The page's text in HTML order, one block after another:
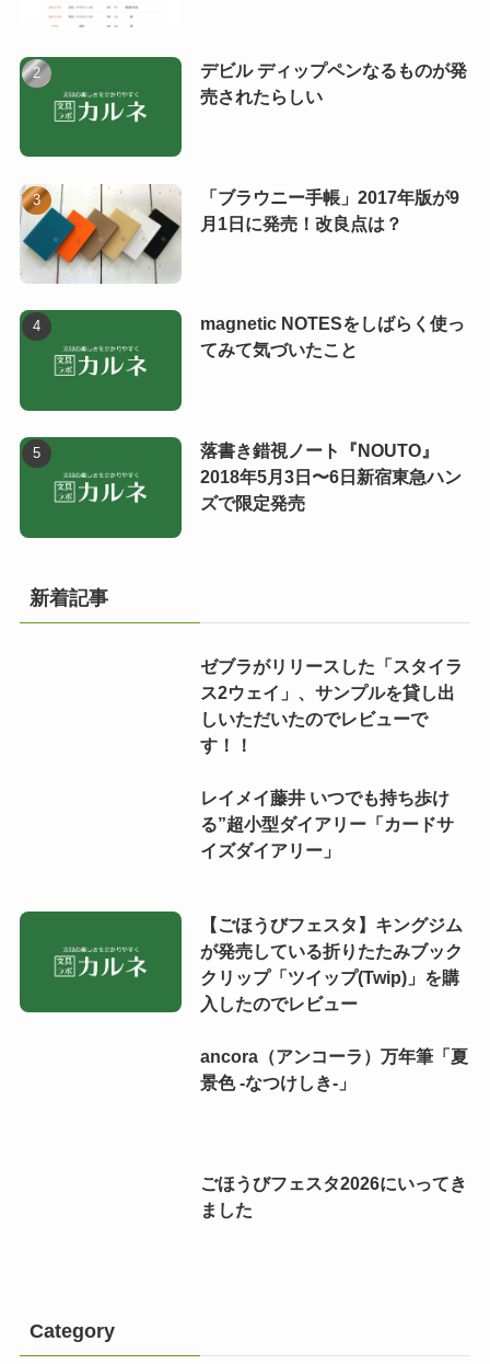
デビル ディップペンなるものが発
売されたらしい
「ブラウニー手帳」2017年版が9
月1日に発売！改良点は？
magnetic NOTESをしばらく使っ
てみて気づいたこと
落書き錯視ノート『NOUTO』
2018年5月3日〜6日新宿東急ハン
ズで限定発売
新着記事
ゼブラがリリースした「スタイラ
ス2ウェイ」、サンプルを貸し出
しいただいたのでレビューで
す！！
レイメイ藤井 いつでも持ち歩け
る”超小型ダイアリー「カードサ
イズダイアリー」
【ごほうびフェスタ】キングジム
が発売している折りたたみブック
クリップ「ツイップ(Twip)」を購
入したのでレビュー
ancora（アンコーラ）万年筆「夏
景色 -なつけしき-」
ごほうびフェスタ2026にいってき
ました
Category